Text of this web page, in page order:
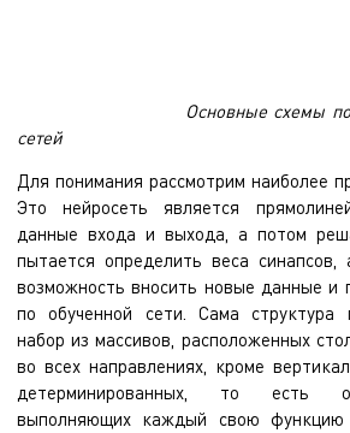
Основные схемы
сетей
Для понимания рассмотрим наиболее
Это нейросеть является
данные входа и выхода, а потом
пытается определить веса
возможность вносить новые данные и
по обученной сети. Сама структура
набор из массивов, расположенных
во всех направлениях, кроме
детерминированных, то есть
выполняющих каждый свою функцию